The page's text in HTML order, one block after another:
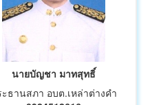
นายบัญชา มาทสุทธิ์
ธานสภา อบต.เหล่าต่างคำ